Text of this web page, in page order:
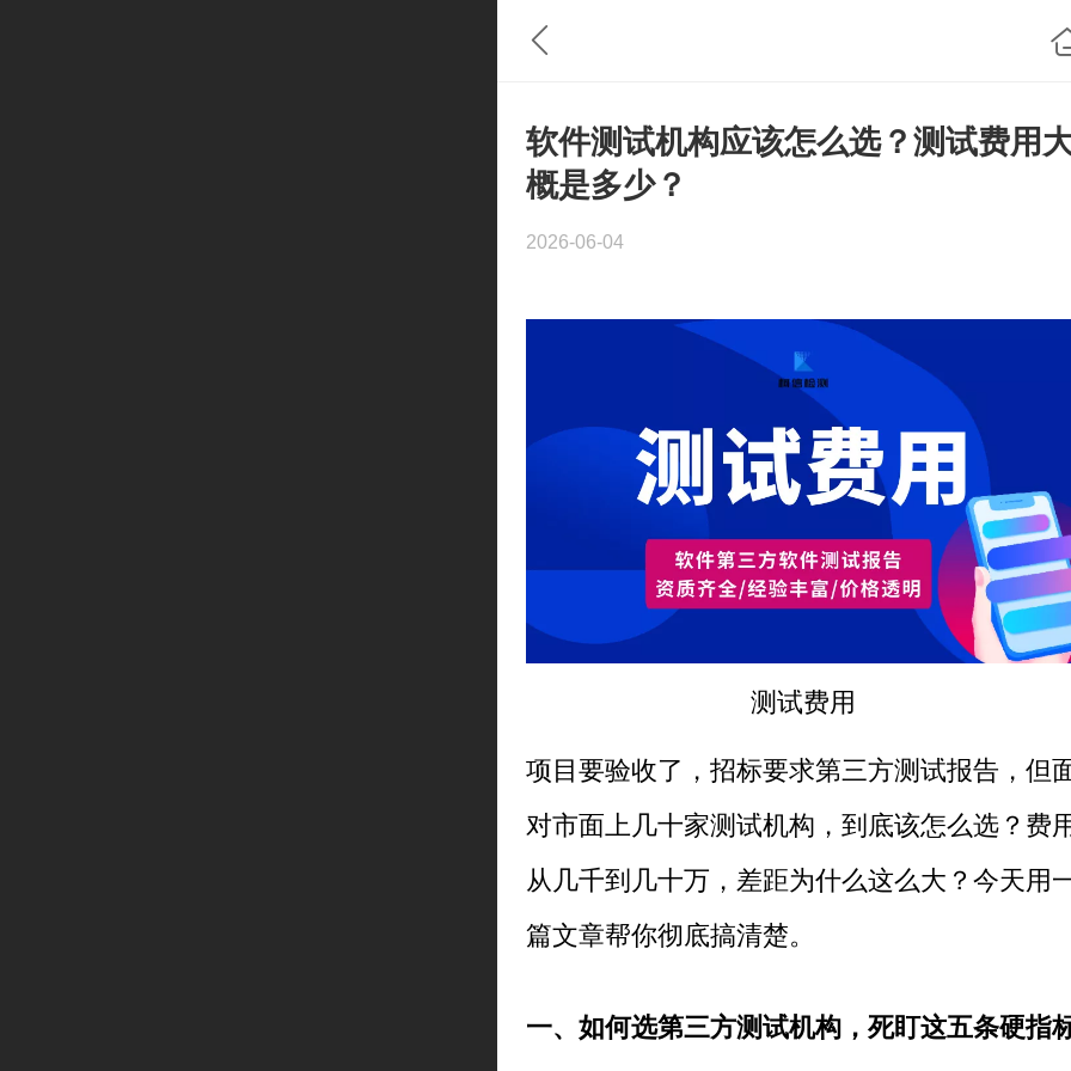
软件测试机构应该怎么选？测试费用
概是多少？
2026-06-04
测试费用
项目要验收了，招标要求第三方测试报告，但
对市面上几十家测试机构，到底该怎么选？费
从几千到几十万，差距为什么这么大？今天用
篇文章帮你彻底搞清楚。
一、如何选第三方测试机构，死盯这五条硬指